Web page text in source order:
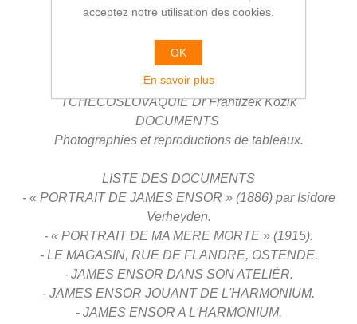
GRANDE-BRETAGNE
Sir Herbert Read
Umbro Apollonio - Lionello Venturi
Kimihide Tokudaiji
Jorge J. Crespo de la Serna
TCHECOSLOVAQUIEDr Frantizek Kozik
DOCUMENTS
Photographies et reproductions de tableaux.
LISTE DES DOCUMENTS
- « PORTRAIT DE JAMES ENSOR » (1886) par Isidore
Verheyden.
- « PORTRAIT DE MA MERE MORTE » (1915).
- LE MAGASIN, RUE DE FLANDRE, OSTENDE.
- JAMES ENSOR DANS SON ATELIÉR.
- JAMES ENSOR JOUANT DE L'HARMONIUM.
- JAMES ENSOR A L'HARMONIUM.
acceptez notre utilisation des cookies.
OK
En savoir plus